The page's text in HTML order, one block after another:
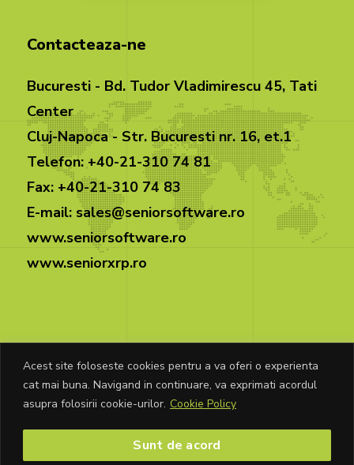
Acest site foloseste cookies pentru a va oferi o experienta
cat mai buna. Navigand in continuare, va exprimati acordul
asupra folosirii cookie-urilor. Cookie Policy
Sunt de acord
Contacteaza-ne
Bucuresti - Bd. Tudor Vladimirescu 45, Tati
Center
Cluj-Napoca - Str. Bucuresti nr. 16, et.1
Telefon: +40-21-310 74 81
Fax: +40-21-310 74 83
E-mail: sales@seniorsoftware.ro
www.seniorsoftware.ro
www.seniorxrp.ro
© Copyright Senior Software 2026. Toate
drepturile rezervate.